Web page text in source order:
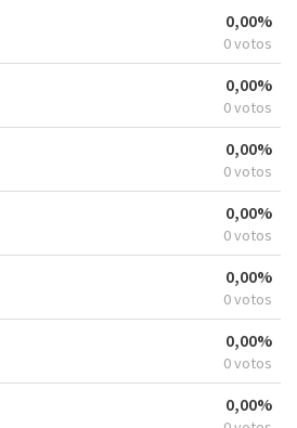
0,00%
0 votos
0,00%
0 votos
0,00%
0 votos
0,00%
0 votos
0,00%
0 votos
0,00%
0 votos
0,00%